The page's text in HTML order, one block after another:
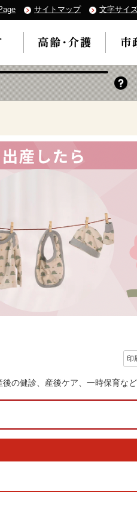
サイトマップ 文字サイ
印
の健診、産後ケア、一時保育など